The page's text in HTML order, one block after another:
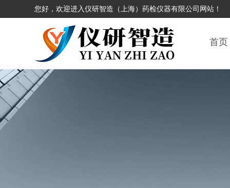
您好，欢迎进入仪研智造（上海）药检仪器有限公司网站！
首页